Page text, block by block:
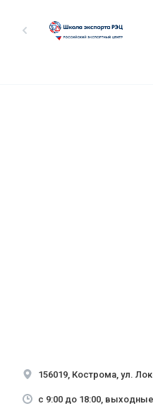
156019, Кострома, ул.
с 9:00 до 18:00,